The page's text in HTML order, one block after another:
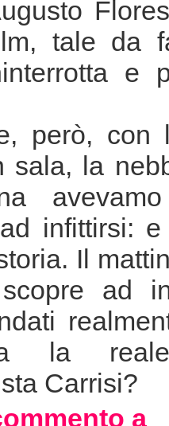
tale da
e
però,
sala, la
infittirsi:
Il
ad
la reale
Carrisi?
a